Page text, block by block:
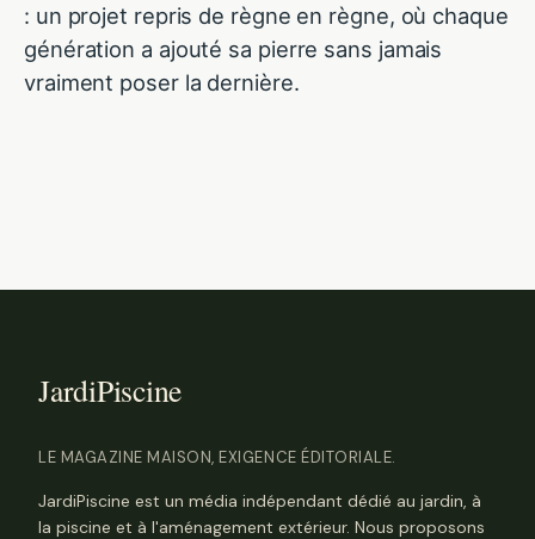
: un projet repris de règne en règne, où chaque
génération a ajouté sa pierre sans jamais
vraiment poser la dernière.
LE MAGAZINE MAISON, EXIGENCE ÉDITORIALE.
JardiPiscine est un média indépendant dédié au jardin, à
la piscine et à l'aménagement extérieur. Nous proposons